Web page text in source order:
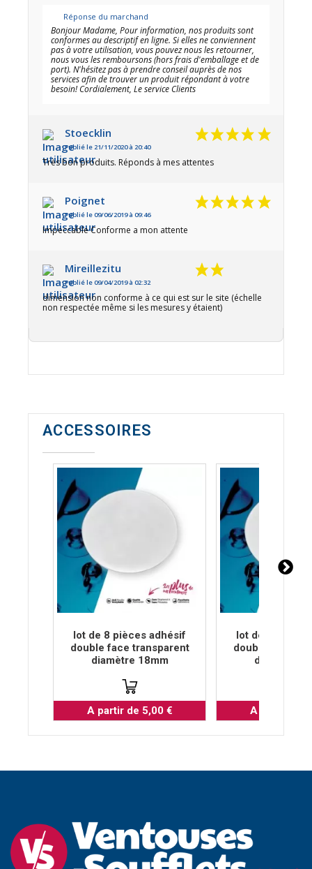
Réponse du marchand
Bonjour Madame, Pour information, nos produits sont
conformes au descriptif en ligne. Si elles ne conviennent
pas à votre utilisation, vous pouvez nous les retourner,
nous vous les remboursons (hors frais d'emballage et de
port). N'hésitez pas à prendre conseil auprès de nos
services afin de trouver un produit répondant à votre
besoin! Cordialement, Le service Clients
Stoecklin
Publié le 21/11/2020 à 20:40
Très bon produits. Réponds à mes attentes
Poignet
Publié le 09/06/2019 à 09:46
Impeccable Conforme a mon attente
Mireillezitu
Publié le 09/04/2019 à 02:32
dimension non conforme à ce qui est sur le site (échelle
non respectée même si les mesures y étaient)
ACCESSOIRES
lot de 8 pièces adhésif
double face transparent
diamètre 18mm
A partir de 5,00 €
lot de 8
double face
diamètre
A partir de